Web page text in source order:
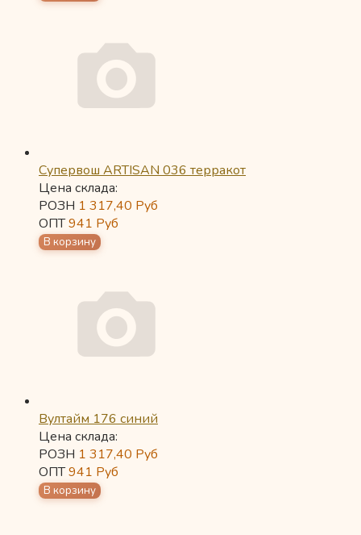
Супервош ARTISAN 036 терракот
Цена склада:
РОЗН 1 317,40 Руб
ОПТ941 Руб
Вултайм 176 синий
Цена склада:
РОЗН 1 317,40 Руб
ОПТ941 Руб